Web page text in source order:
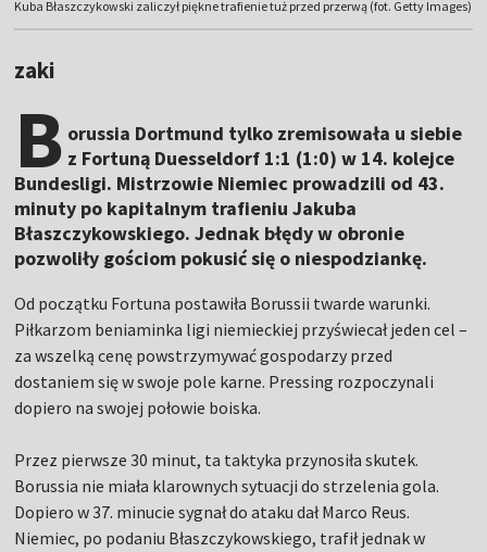
Kuba Błaszczykowski zaliczył piękne trafienie tuż przed przerwą (fot. Getty Images)
zaki
B orussia Dortmund tylko zremisowała u siebie
z Fortuną Duesseldorf 1:1 (1:0) w 14. kolejce
Bundesligi. Mistrzowie Niemiec prowadzili od 43.
minuty po kapitalnym trafieniu Jakuba
Błaszczykowskiego. Jednak błędy w obronie
pozwoliły gościom pokusić się o niespodziankę.
Od początku Fortuna postawiła Borussii twarde warunki.
Piłkarzom beniaminka ligi niemieckiej przyświecał jeden cel –
za wszelką cenę powstrzymywać gospodarzy przed
dostaniem się w swoje pole karne. Pressing rozpoczynali
dopiero na swojej połowie boiska.
Przez pierwsze 30 minut, ta taktyka przynosiła skutek.
Borussia nie miała klarownych sytuacji do strzelenia gola.
Dopiero w 37. minucie sygnał do ataku dał Marco Reus.
Niemiec, po podaniu Błaszczykowskiego, trafił jednak w